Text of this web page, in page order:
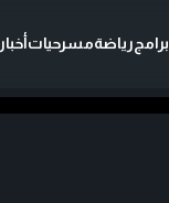
برامجرياضةمسرحياتأخبار